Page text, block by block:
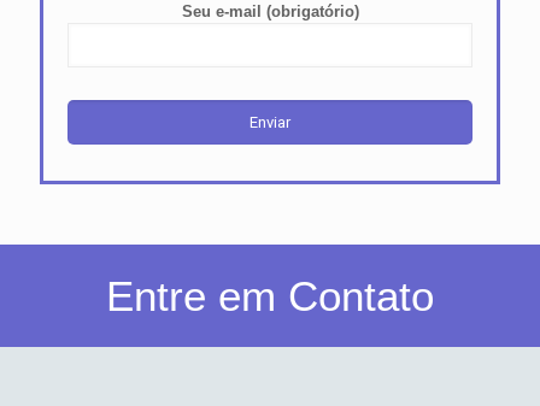
Seu e-mail (obrigatório)
Entre em Contato